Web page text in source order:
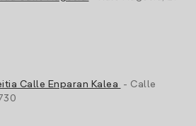
Calle Enparan Kalea
- Calle